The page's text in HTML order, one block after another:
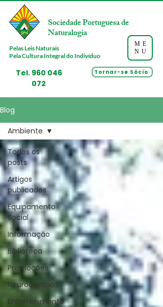
ME
NU
Tel. 960 046
072
Sociedade Portuguesa de
Naturalogia
Pelas Leis Naturais
Pela Cultura Integral do Indivíduo
Tornar-se Sócio
Blog
Todos os
posts
Artigos
publicados
Equipamento
Social
Informação
Biblioteca
Promoções
Neurociência
Entretenimento
Ambiente